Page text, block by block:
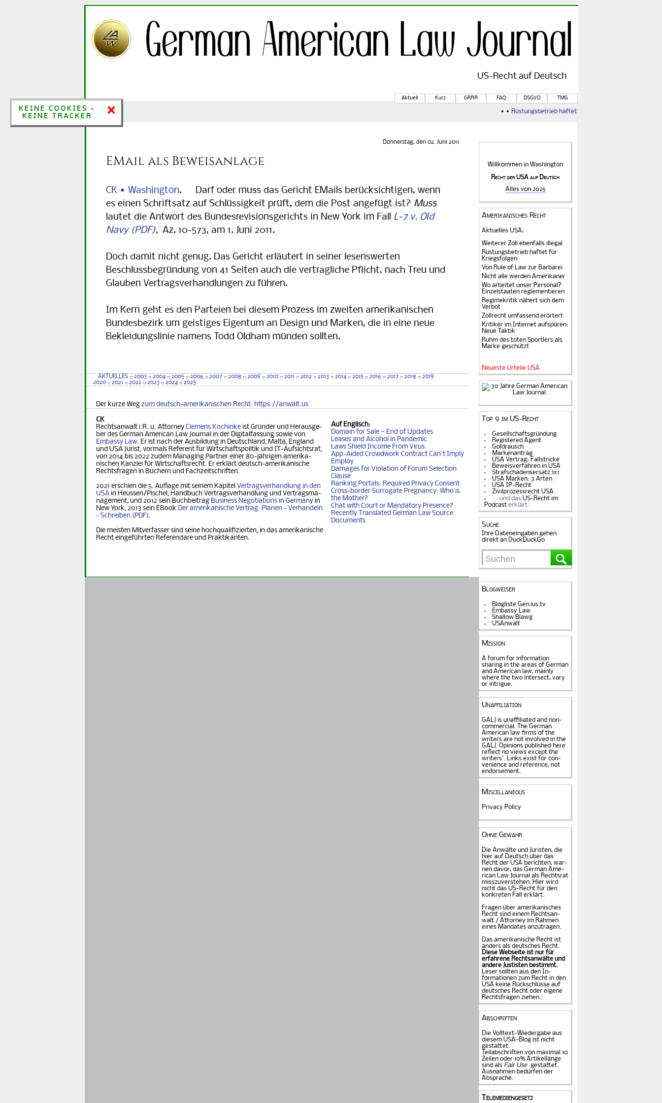
×
KEINE COOKIES &
KEINE TRACKER
US-Rechtauf Deutsch
Aktuell Kurz GRRR FAQ DSGVO TMG
• • Rüstungsbetrieb haftet für Kriegsfolgen
Donnerstag, den 02. Juni 2011
EMail als Beweisanlage
CK • Washington. Darf oder muss das Gericht EMails berücksichtigen, wenn
es einen Schriftsatz auf Schlüssigkeit prüft, dem die Post angefügt ist? Muss
lautet die Antwort des Bundesrevisionsgerichts in New York im Fall L-7 v. Old
Navy
, Az. 10-573, am 1. Juni 2011.
Doch damit nicht genug. Das Gericht erläutert in seiner lesenswerten
Beschlussbegründung von 41 Seiten auch die vertragliche Pflicht, nach Treu und
Glauben Vertragsverhandlungen zu führen.
Im Kern geht es den Parteien bei diesem Prozess im zweiten amerikanischen
Bundesbezirk um geistiges Eigentum an Design und Marken, die in eine neue
Bekleidungslinie namens Todd Oldham münden sollten.
AKTUELLES :: 2003 :: 2004 :: 2005 :: 2006 :: 2007 :: 2008 :: 2009 :: 2010 :: 2011 :: 2012 :: 2013 :: 2014 :: 2015 :: 2016 :: 2017 :: 2018 :: 2019
2020 :: 2021 :: 2022 :: 2023 :: 2024 :: 2025
Der kurze Weg zum deutsch-amerikanischen Recht: https://anwalt.us
Auf Englisch:
Domain for Sale — End of Updates
Leases and Alcohol in Pandemic
Laws Shield Income From Virus
App-Aided Crowdwork Contract Can't Imply
Employ
Damages for Violation of Forum Selection
Clause
Ranking Portals: Required Privacy Consent
Cross-border Surrogate Pregnancy: Who is
the Mother?
Chat with Court or Mandatory Presence?
Recently Translated German Law Source
Documents
CK
Rechtsanwalt i.R. u. Attorney Clemens Kochinke ist Gründer und Her­aus­ge­
ber des German Ame­ri­can Law Journal in der Digitalfassung so­wie von
Embassy Law. Er ist nach der Ausbildung in Deutschland, Mal­ta, Eng­land
und USA Jurist, vormals Referent für Wirt­schafts­politik und IT-Auf­sichtsrat,
von 2014 bis 2022 zudem Managing Part­ner einer 80-jäh­ri­gen ame­ri­ka­
nischen Kanzlei für Wirtschaftsrecht. Er erklärt deutsch-ame­ri­ka­ni­sche
Rechts­fra­gen in Büchern und Fachzeitschriften.
2021 erschien die 5. Auflage mit seinem Kapitel Vertragsverhandlung in den
USA in Heus­sen/Pischel, Handbuch Vertragsverhandlung und Ver­trags­ma­
na­ge­ment, und 2012 sein Buchbeitrag Business Nego­ti­ati­ons in Ger­ma­ny in
New York, 2013 sein EBook Der ame­ri­ka­ni­sche Vertrag: Planen - Ver­han­deln
- Schreiben
.
Die meisten Mitverfasser sind seine hochqualifizierten, in das amerikanische
Recht eingeführten Referendare und Praktikanten.
Willkommen in Washington
Recht der USA auf Deutsch
Alles von 2025
Amerikanisches Recht
Aktuelles USA:
Weiterer Zoll ebenfalls illegal
Rüstungsbetrieb haftet für
Kriegsfolgen
Von Rule of Law zur Barbarei
Nicht alle werden Amerikaner
Wo arbeitet unser Personal?
Einzelstaaten reglementieren
Regimekritik nähert sich dem
Verbot
Zollrecht umfassend erörtert
Kritiker im Internet aufspüren:
Neue Taktik
Ruhm des toten Sportlers als
Marke geschützt
Neueste Urteile USA
Top 9 im US-Recht
Gesellschaftsgründung
Registered Agent
Goldrausch
Markenantrag
USA Vertrag: Fallstricke
Beweisverfahren in USA
Strafschadensersatz 1x1
USA Marken: 3 Arten
USA IP-Recht
Zivilprozessrecht USA
… und dasUS-Recht im
Podcast erklärt.
Suche
Ihre Dateneingaben gehen
direkt an DuckDuckGo
Blogweiser
Blogliste Gen.ius.tv
Embassy Law
Shallow Blawg
USAnwalt
Mission
A forum for information
sharing in the areas of German
and American law, mainly
where the two intersect, vary
or intrigue.
Unaffiliation
GALJ is unaffiliated and non-
commercial. The Ger­man
American law firms of the
writers are not in­volved in the
GALJ. Opi­nions published here
reflect no views except the
writers'. Links exist for con­
venience and refe­rence, not
endorse­ment.
Miscellaneous
Privacy Policy
Ohne Gewähr
Die Anwälte und Juristen, die
hier auf Deutsch über das
Recht der USA be­rich­ten, war­
nen davor, das German Ame­
rican Law Journal als Rechts­rat
miss­zu­verstehen. Hier wird
nicht das US-Recht für den
konkreten Fall er­klärt.
Fragen über amerika­ni­sches
Recht sind einem Rechts­an­
walt / Attorney im Rahmen
eines Mandates an­zu­tragen.
Das amerikanische Recht ist
anders als deutsches Recht.
Diese Webseite ist nur für
erfahrene Rechtsanwälte und
andere Justisten be­stimmt.
Leser sollten aus den In­
formationen zum Recht in den
USA keine Rückschlüsse auf
deutsches Recht oder eigene
Rechtsfragen ziehen.
Abschriften
Die Volltext-Wiedergabe aus
diesem USA-Blog ist nicht
gestattet.
Teilabschriften von maximal 10
Zeilen oder 10% Artikellänge
sind als Fair Use
gestattet.
Ausnahmen bedürfen der
Absprache.
Telemediengesetz
×
KEINE COOKIES -
KEINE TRACKER